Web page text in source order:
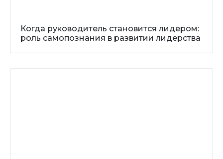
Когда руководитель становится лидером:
роль самопознания в развитии лидерства